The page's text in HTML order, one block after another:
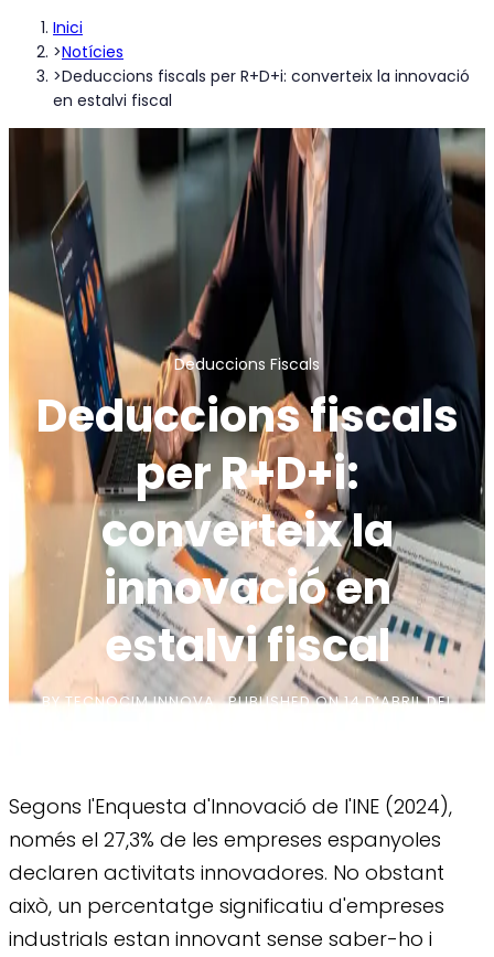
Inici
>Notícies
>Deduccions fiscals per R+D+i: converteix la innovació
en estalvi fiscal
Deduccions Fiscals
Deduccions fiscals
per R+D+i:
converteix la
innovació en
estalvi fiscal
BYTECNOCIM INNOVAPUBLISHED ON 14 D’ABRIL DEL
Segons l'Enquesta d'Innovació de l'INE (2024),
només el 27,3% de les empreses espanyoles
declaren activitats innovadores. No obstant
això, un percentatge significatiu d'empreses
industrials estan innovant sense saber-ho i